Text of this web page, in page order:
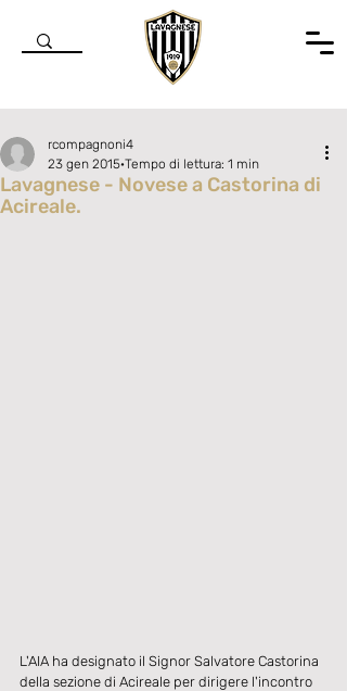
Lavagnese - Novese a Castorina di
Acireale.
rcompagnoni4
23 gen 2015 Tempo di lettura: 1 min
L'AIA ha designato il Signor Salvatore Castorina
della sezione di Acireale per dirigere l'incontro